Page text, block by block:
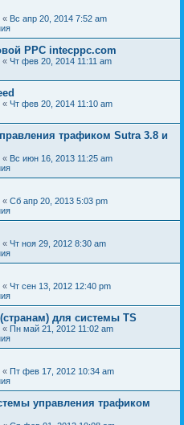
« Вс апр 20, 2014 7:52 am
PPC intecppc.com
« Чт фев 20, 2014 11:11 am
« Чт фев 20, 2014 11:10 am
трафиком Sutra 3.8 и
« Вс июн 16, 2013 11:25 am
« Сб апр 20, 2013 5:03 pm
« Чт ноя 29, 2012 8:30 am
« Чт сен 13, 2012 12:40 pm
для системы TS
« Пн май 21, 2012 11:02 am
« Пт фев 17, 2012 10:34 am
управления трафиком